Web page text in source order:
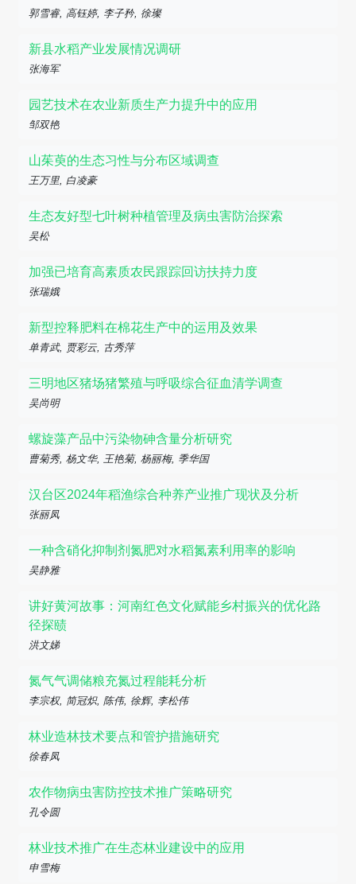
郭雪睿, 高钰婷, 李子矜, 徐璨
新县水稻产业发展情况调研
张海军
园艺技术在农业新质生产力提升中的应用
邹双艳
山茱萸的生态习性与分布区域调查
王万里, 白凌豪
生态友好型七叶树种植管理及病虫害防治探索
吴松
加强已培育高素质农民跟踪回访扶持力度
张瑞娥
新型控释肥料在棉花生产中的运用及效果
单青武, 贾彩云, 古秀萍
三明地区猪场猪繁殖与呼吸综合征血清学调查
吴尚明
螺旋藻产品中污染物砷含量分析研究
曹菊秀, 杨文华, 王艳菊, 杨丽梅, 季华国
汉台区2024年稻渔综合种养产业推广现状及分析
张丽凤
一种含硝化抑制剂氮肥对水稻氮素利用率的影响
吴静雅
讲好黄河故事：河南红色文化赋能乡村振兴的优化路
径探赜
洪文娣
氮气气调储粮充氮过程能耗分析
李宗权, 简冠炽, 陈伟, 徐辉, 李松伟
林业造林技术要点和管护措施研究
徐春凤
农作物病虫害防控技术推广策略研究
孔令圆
林业技术推广在生态林业建设中的应用
申雪梅